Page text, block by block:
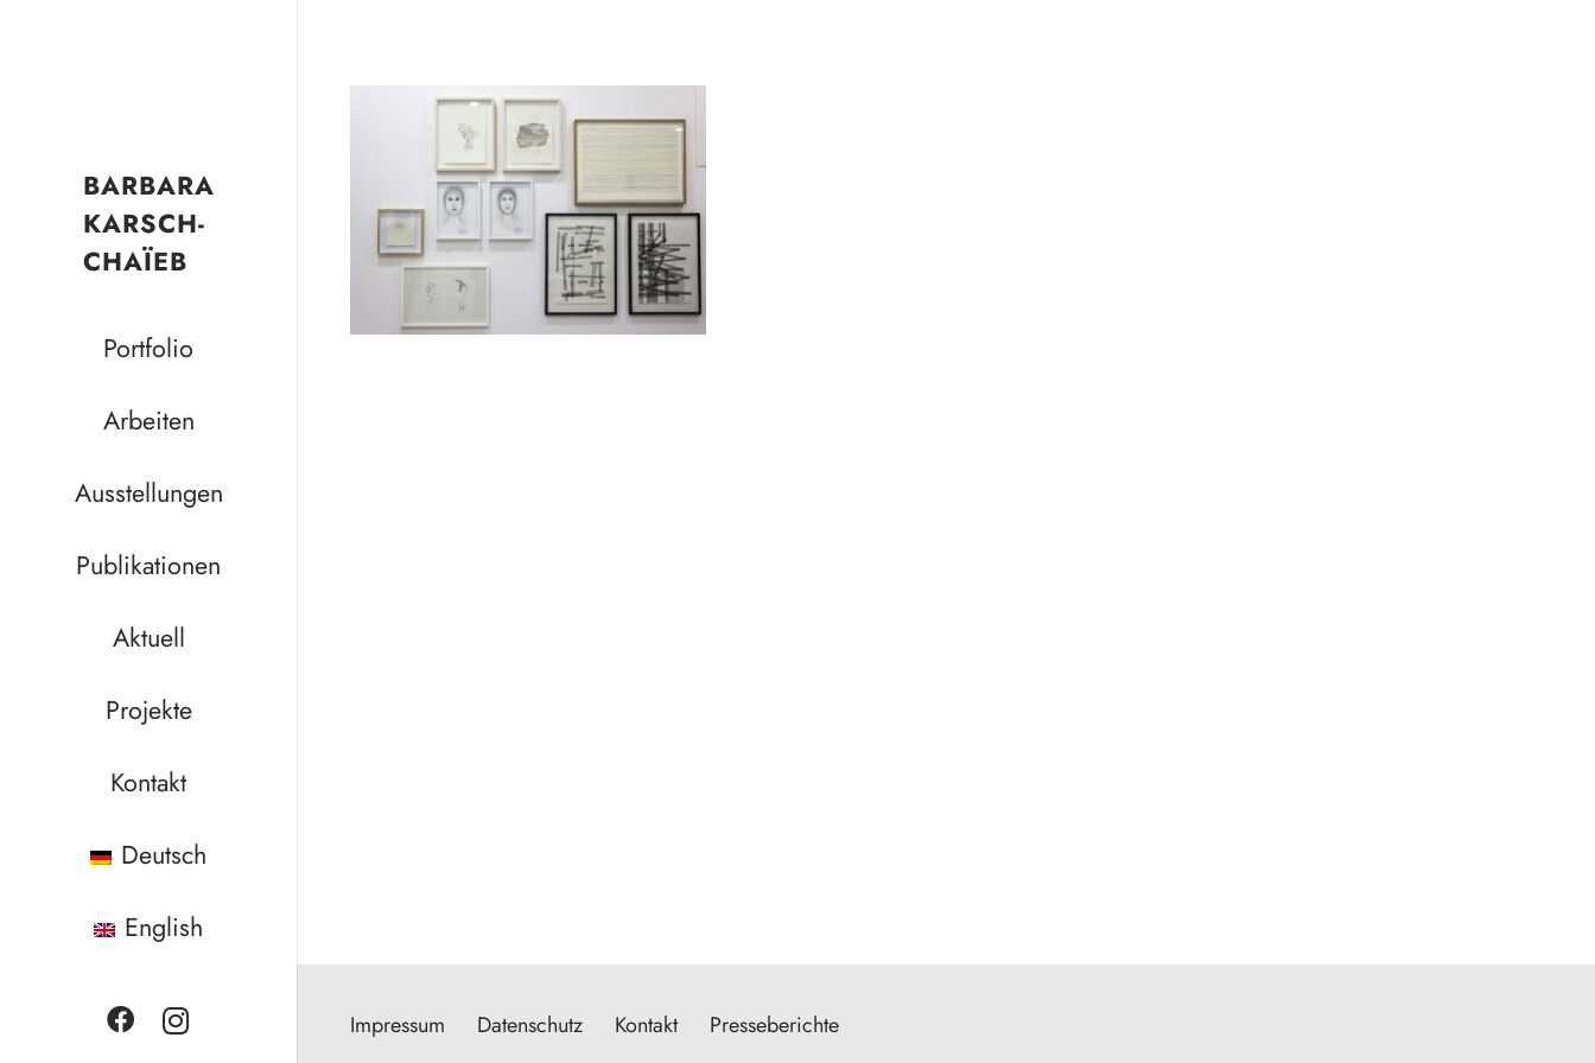
BARBARA
KARSCH-
CHAÏEB
Portfolio
Arbeiten
Ausstellungen
Publikationen
Aktuell
Projekte
Kontakt
Deutsch
English
Impressum Datenschutz Kontakt Presseberichte